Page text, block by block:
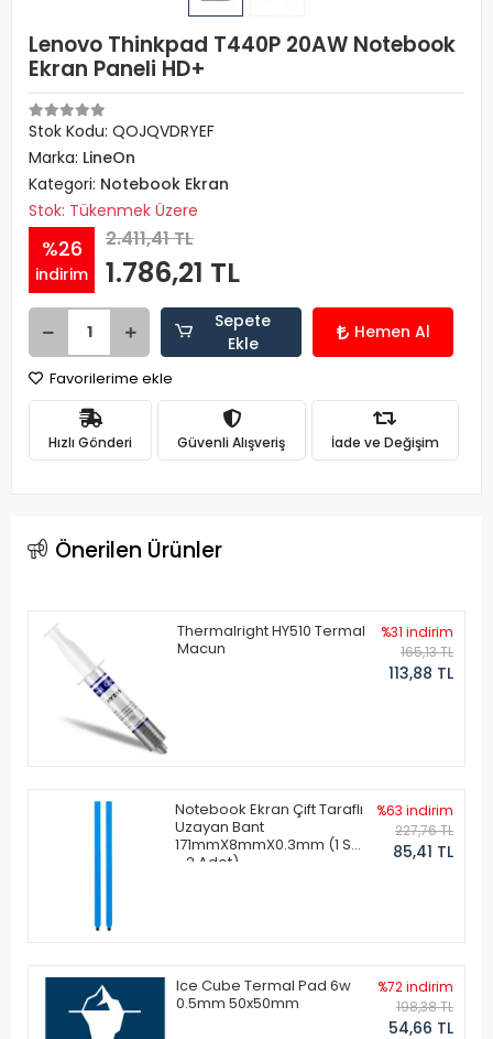
Lenovo Thinkpad T440P 20AW Notebook
Ekran Paneli HD+
Stok Kodu: QOJQVDRYEF
Marka: LineOn
Kategori: Notebook Ekran
Stok: Tükenmek Üzere
%26
indirim
2.411,41 TL
1.786,21 TL
Sepete
Ekle
Hemen Al
Favorilerime ekle
Hızlı Gönderi Güvenli Alışveriş İade ve Değişim
Önerilen Ürünler
Thermalright HY510 Termal
Macun
%31 indirim
165,13 TL
113,88 TL
Notebook Ekran Çift Taraflı
Uzayan Bant
171mmX8mmX0.3mm (1 Set
- 2 Adet)
%63 indirim
227,76 TL
85,41 TL
Ice Cube Termal Pad 6w
0.5mm 50x50mm
%72 indirim
198,38 TL
54,66 TL